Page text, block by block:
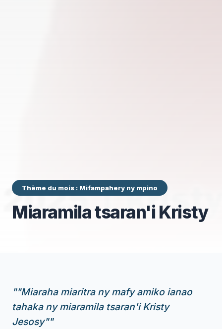
Thème du mois : Mifampahery ny mpino
Miaramila tsaran'i Kristy
""Miaraha miaritra ny mafy amiko ianao
tahaka ny miaramila tsaran'i Kristy
Jesosy""